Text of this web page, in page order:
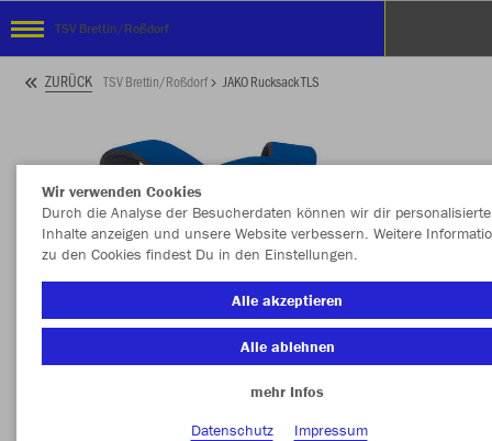
TSV Brettin/Roßdorf
ZURÜCK TSV Brettin/Roßdorf JAKO Rucksack TLS
Wir verwenden Cookies
Durch die Analyse der Besucherdaten können wir dir personalisierte
Inhalte anzeigen und unsere Website verbessern. Weitere
zu den Cookies findest Du in den Einstellungen.
Alle akzeptieren
Alle ablehnen
mehr Infos
Datenschutz
Impressum